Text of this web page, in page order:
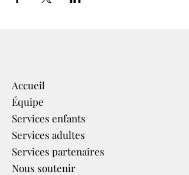
Accueil
Équipe
Services enfants
Services adultes
Services partenaires​
Nous soutenir